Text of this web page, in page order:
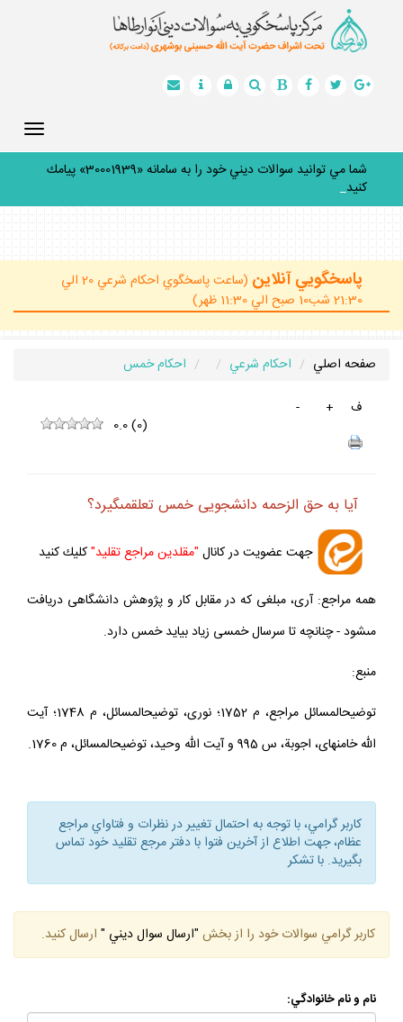
شما مي توانيد سوالات ديني خود را به سامانه «30001939» پيامك
كنيد.
پاسخگويي آنلاين
(ساعت پاسخگوي احكام شرعي 20 الي
21:30 شب10 صبح الي 11:30 ظهر)
صفحه اصلي احكام شرعي
احكام خمس
ف
+
-
0.0(0)
آيا به حق الزحمه دانشجويى خمس تعلق‏مى‏گيرد؟
جهت عضويت در كانال "مقلدين مراجع تقليد"كليك كنيد
همه مراجع: آرى، مبلغى كه در مقابل كار و پژوهش دانشگاهى دريافت
مى‏شود - چنانچه تا سرسال خمسى زياد بيايد خمس دارد.
منبع:
توضيح‏المسائل مراجع، م 1752؛ نورى، توضيح‏المسائل، م 1748؛ آيت
الله خامنه‏اى، اجوبة، س 995 و آيت الله وحيد، توضيح‏المسائل، م 1760.
كاربر گرامي، با توجه به احتمال تغيير در نظرات و فتاواي مراجع
عظام، جهت اطلاع از آخرين فتوا با دفتر مرجع تقليد خود تماس
بگيريد. با تشكر
كاربر گرامي سوالات خود را از بخش "ارسال سوال ديني " ارسال كنيد.
نام و نام خانوادگي: